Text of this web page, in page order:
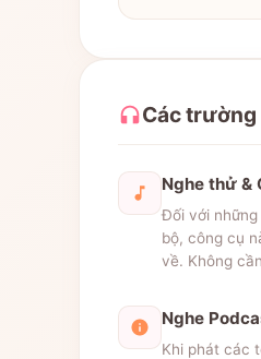
Các
Nghe thử &
Đối với
bộ, công cụ
về. Không
Nghe
Khi phát các